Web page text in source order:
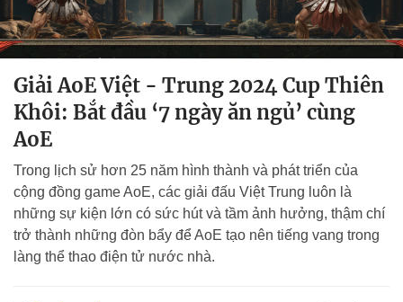
Giải AoE Việt - Trung 2024 Cup Thiên
Khôi: Bắt đầu ‘7 ngày ăn ngủ’ cùng
AoE
Trong lịch sử hơn 25 năm hình thành và phát triển của
cộng đồng game AoE, các giải đấu Việt Trung luôn là
những sự kiện lớn có sức hút và tầm ảnh hưởng, thậm chí
trở thành những đòn bẩy để AoE tạo nên tiếng vang trong
làng thể thao điện tử nước nhà.